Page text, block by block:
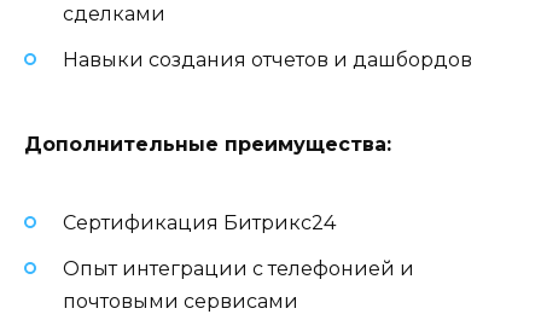
сделками
Навыки создания отчетов и дашбордов
Дополнительные преимущества:
Сертификация Битрикс24
Опыт интеграции с телефонией и
почтовыми сервисами